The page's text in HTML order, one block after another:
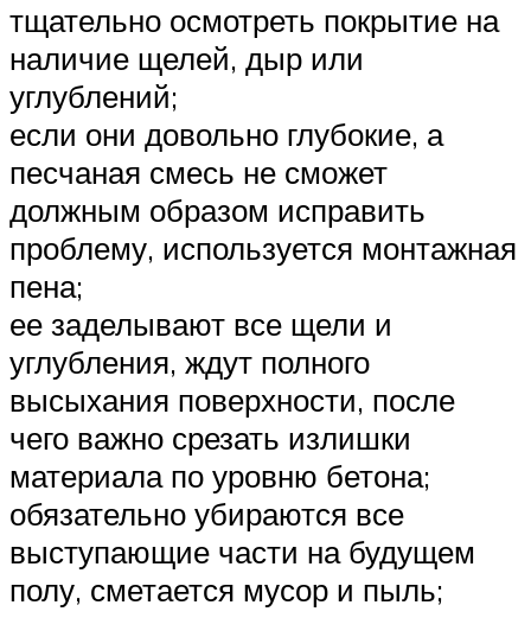
тщательно осмотреть покрытие на
наличие щелей, дыр или
углублений;
если они довольно глубокие, а
песчаная смесь не сможет
должным образом исправить
проблему, используется монтажная
пена;
ее заделывают все щели и
углубления, ждут полного
высыхания поверхности, после
чего важно срезать излишки
материала по уровню бетона;
обязательно убираются все
выступающие части на будущем
полу, сметается мусор и пыль;